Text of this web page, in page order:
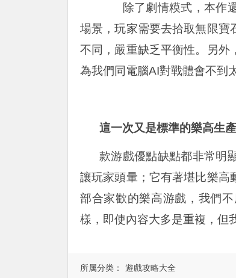
所属分类： 遊戲攻略大全
除了劇情糢式，本作還
場景，玩家需要去拾取無限寶
不同，嚴重缺乏平衡性。另外
為我們同電腦AI對戰體會不到
這一次又是標準的樂高生
款游戲優點缺點都非常明
讓玩家頭暈；它有著堪比樂高
部合家歡的樂高游戲，我們
樣，即使內容大多是重複，但